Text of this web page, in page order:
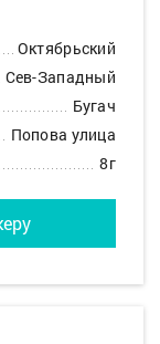
Октябрьский
Сев-Западный
Бугач
Попова улица
8г